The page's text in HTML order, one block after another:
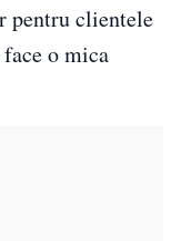
pentru clientele
o mica